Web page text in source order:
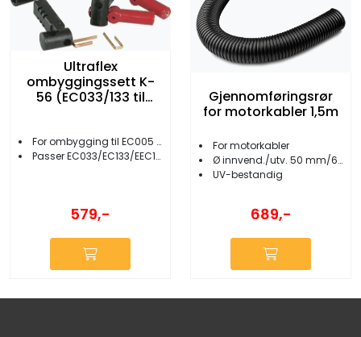
Ultraflex
ombyggingssett K-
56 (EC033/133 til
For ombygging til EC005 kabel
Passer EC033/EC133/EEC133
579,-
Gjennomføringsrør
for motorkabler 1,5m
For motorkabler
Ø innvend./utv. 50 mm/61 mm
UV-bestandig
689,-